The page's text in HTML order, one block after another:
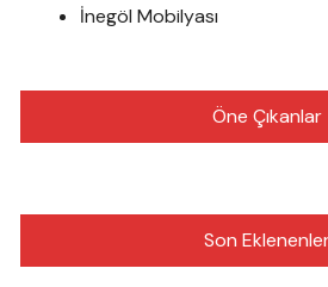
İnegöl Mobilyası
Öne Çıkanlar
Son